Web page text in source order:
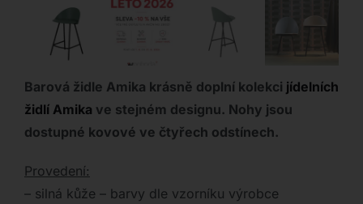
Barová židle Amika krásně doplní kolekci jídelních
židlí Amika ve stejném designu. Nohy jsou
dostupné kovové ve čtyřech odstínech.
Provedení:
– silná kůže – barvy dle vzorníku výrobce